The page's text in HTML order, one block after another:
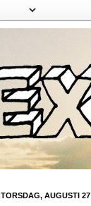
TORSDAG, AUGUSTI 27